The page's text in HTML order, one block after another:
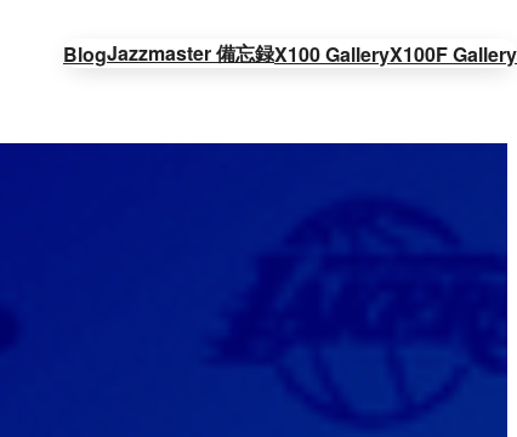
BlogJazzmaster 備忘録X100 GalleryX100F Gallery